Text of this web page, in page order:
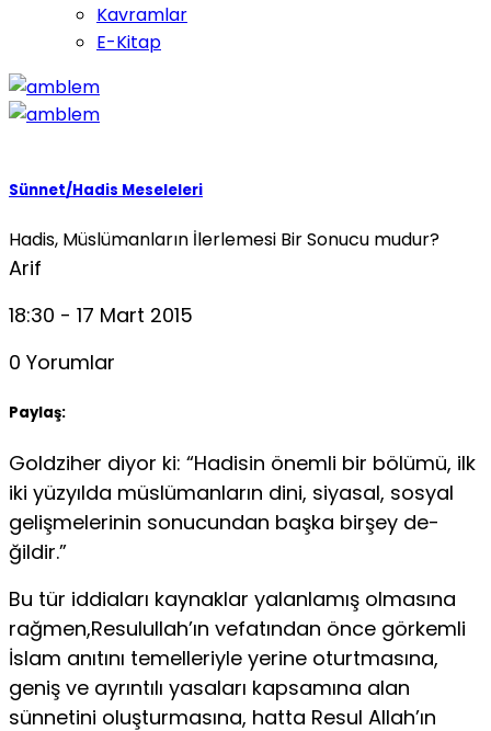
Kavramlar
E-Kitap
Sünnet/Hadis Meseleleri
Hadis, Müslümanların İlerlemesi Bir Sonucu mudur?
Arif
18:30 - 17 Mart 2015
0 Yorumlar
Paylaş:
Goldziher diyor ki: “Hadisin önemli bir bölümü, ilk
iki yüzyılda müslümanların dini, siyasal, sosyal
gelişmelerinin sonucundan başka birşey de­
ğildir.”
Bu tür iddiaları kaynaklar yalanlamış olmasına
rağmen,Resulullah’ın vefatından önce görkemli
İslam anıtını temelleriyle yerine oturtmasına,
geniş ve ayrıntılı yasaları kapsamına alan
sünnetini oluşturmasına, hatta Resul Allah’ın